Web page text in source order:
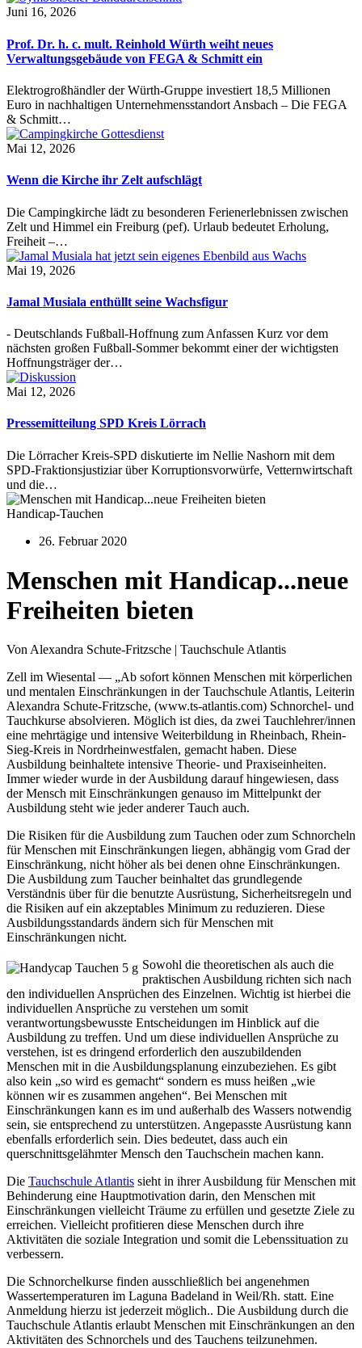
Juni 16, 2026
Prof. Dr. h. c. mult. Reinhold Würth weiht neues
Verwaltungsgebäude von FEGA & Schmitt ein
Elektrogroßhändler der Würth-Gruppe investiert 18,5 Millionen
Euro in nachhaltigen Unternehmensstandort Ansbach – Die FEGA
& Schmitt…
Mai 12, 2026
Wenn die Kirche ihr Zelt aufschlägt
Die Campingkirche lädt zu besonderen Ferienerlebnissen zwischen
Zelt und Himmel ein Freiburg (pef). Urlaub bedeutet Erholung,
Freiheit –…
Mai 19, 2026
Jamal Musiala enthüllt seine Wachsfigur
- Deutschlands Fußball-Hoffnung zum Anfassen Kurz vor dem
nächsten großen Fußball-Sommer bekommt einer der wichtigsten
Hoffnungsträger der…
Mai 12, 2026
Pressemitteilung SPD Kreis Lörrach
Die Lörracher Kreis-SPD diskutierte im Nellie Nashorn mit dem
SPD-Fraktionsjustiziar über Korruptionsvorwürfe, Vetternwirtschaft
und die…
Handicap-Tauchen
26. Februar 2020
Menschen mit Handicap...neue
Freiheiten bieten
Von Alexandra Schute-Fritzsche | Tauchschule Atlantis
Zell im Wiesental — „Ab sofort können Menschen mit körperlichen
und mentalen Einschränkungen in der Tauchschule Atlantis, Leiterin
Alexandra Schute-Fritzsche, (www.ts-atlantis.com) Schnorchel- und
Tauchkurse absolvieren. Möglich ist dies, da zwei Tauchlehrer/innen
eine mehrtägige und intensive Weiterbildung in Rheinbach, Rhein-
Sieg-Kreis in Nordrheinwestfalen, gemacht haben. Diese
Ausbildung beinhaltete intensive Theorie- und Praxiseinheiten.
Immer wieder wurde in der Ausbildung darauf hingewiesen, dass
der Mensch mit Einschränkungen genauso im Mittelpunkt der
Ausbildung steht wie jeder anderer Tauch auch.
Die Risiken für die Ausbildung zum Tauchen oder zum Schnorcheln
für Menschen mit Einschränkungen liegen, abhängig vom Grad der
Einschränkung, nicht höher als bei denen ohne Einschränkungen.
Die Ausbildung zum Taucher beinhaltet das grundlegende
Verständnis über für die benutzte Ausrüstung, Sicherheitsregeln und
die Risiken auf ein akzeptables Minimum zu reduzieren. Diese
Ausbildungsstandards ändern sich für Menschen mit
Einschränkungen nicht.
Sowohl die theoretischen als auch die
praktischen Ausbildung richten sich nach
den individuellen Ansprüchen des Einzelnen. Wichtig ist hierbei die
individuellen Ansprüche zu verstehen um somit
verantwortungsbewusste Entscheidungen im Hinblick auf die
Ausbildung zu treffen. Und um diese individuellen Ansprüche zu
verstehen, ist es dringend erforderlich den auszubildenden
Menschen mit in die Ausbildungsplanung einzubeziehen. Es gibt
also kein „so wird es gemacht“ sondern es muss heißen „wie
können wir es zusammen angehen“. Bei Menschen mit
Einschränkungen kann es im und außerhalb des Wassers notwendig
sein, sie entsprechend zu unterstützen. Angepasste Ausrüstung kann
ebenfalls erforderlich sein. Dies bedeutet, dass auch ein
querschnittsgelähmter Mensch den Tauchschein machen kann.
Die Tauchschule Atlantis sieht in ihrer Ausbildung für Menschen mit
Behinderung eine Hauptmotivation darin, den Menschen mit
Einschränkungen vielleicht Träume zu erfüllen und gesetzte Ziele zu
erreichen. Vielleicht profitieren diese Menschen durch ihre
Aktivitäten die soziale Integration und somit die Lebenssituation zu
verbessern.
Die Schnorchelkurse finden ausschließlich bei angenehmen
Wassertemperaturen im Laguna Badeland in Weil/Rh. statt. Eine
Anmeldung hierzu ist jederzeit möglich.. Die Ausbildung durch die
Tauchschule Atlantis erlaubt Menschen mit Einschränkungen an den
Aktivitäten des Schnorchels und des Tauchens teilzunehmen.